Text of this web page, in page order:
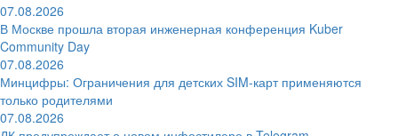
07.08.2026
В Москве прошла вторая инженерная конференция Kuber
Community Day
07.08.2026
Минцифры: Ограничения для детских SIM-карт применяются
только родителями
07.08.2026